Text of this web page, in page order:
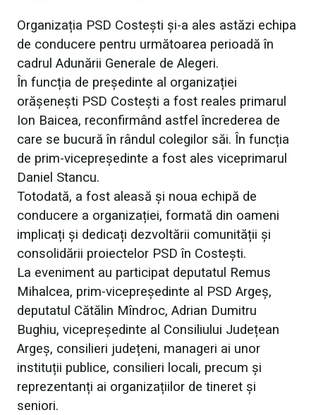
Organizația PSD Costești și-a ales astăzi echipa
de conducere pentru următoarea perioadă în
cadrul Adunării Generale de Alegeri.
În funcția de președinte al organizației
orășenești PSD Costești a fost reales primarul
Ion Baicea, reconfirmând astfel încrederea de
care se bucură în rândul colegilor săi. În funcția
de prim-vicepreședinte a fost ales viceprimarul
Daniel Stancu.
Totodată, a fost aleasă și noua echipă de
conducere a organizației, formată din oameni
implicați și dedicați dezvoltării comunității și
consolidării proiectelor PSD în Costești.
La eveniment au participat deputatul Remus
Mihalcea, prim-vicepreședinte al PSD Argeș,
deputatul Cătălin Mîndroc, Adrian Dumitru
Bughiu, vicepreședinte al Consiliului Județean
Argeș, consilieri județeni, manageri ai unor
instituții publice, consilieri locali, precum și
reprezentanți ai organizațiilor de tineret și
seniori.